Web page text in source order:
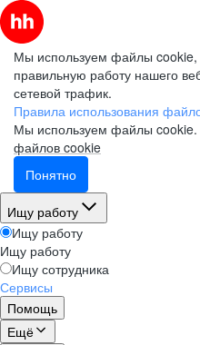
Мы используем файлы cookie,
правильную работу нашего
сетевой трафик.
Правила использования
Мы используем файлы cookie.
файлов cookie
Понятно
Ищу работу
Ищу работу
Ищу работу
Ищу сотрудника
Сервисы
Помощь
Ещё